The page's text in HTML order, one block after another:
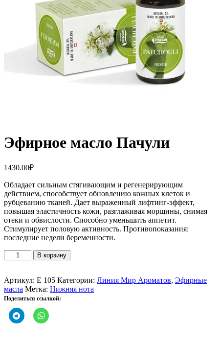
Эфирное масло Пачули
1430.00₽
Обладает сильным стягивающим и регенерирующим
действием, способствует обновлению кожных клеток и
рубцеванию тканей. Дает выраженный лифтинг-эффект,
повышая эластичность кожи, разглаживая морщины, снимая
отеки и обвислости. Способно уменьшить аппетит.
Стимулирует половую активность. Противопоказания:
последние недели беременности.
Количество
товара
масло
Пачули
В корзину
Артикул: Е 105 Категории: Линия Мир Ароматов, Эфирные
масла Метка: Нижняя нота
Поделиться ссылкой: